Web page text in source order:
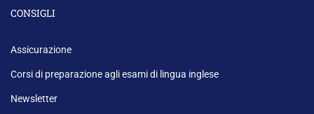
CONSIGLI
Assicurazione
Corsi di preparazione agli esami di lingua inglese
Newsletter